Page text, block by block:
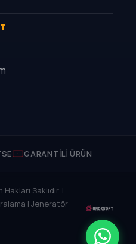
GARANTILI ÜRÜN
Saklıdır. |
| Jeneratör